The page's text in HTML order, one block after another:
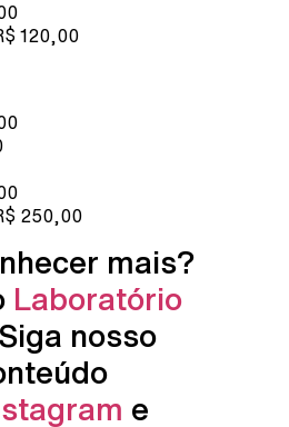
120,00
250,00
mais?
Laboratório
nosso
e